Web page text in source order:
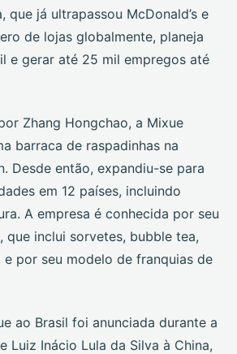
que já ultrapassou McDonald’s e
de lojas globalmente, planeja
e gerar até 25 mil empregos até
Zhang Hongchao, a Mixue
barraca de raspadinhas na
Desde então, expandiu-se para
em 12 países, incluindo
A empresa é conhecida por seu
que inclui sorvetes, bubble tea,
e por seu modelo de franquias de
ao Brasil foi anunciada durante a
Luiz Inácio Lula da Silva à China,